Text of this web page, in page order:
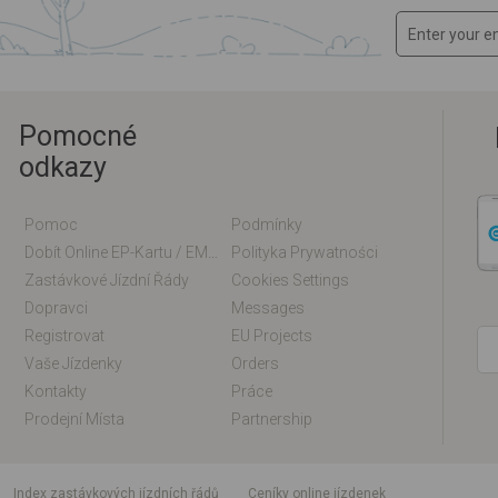
Pomocné
odkazy
Pomoc
Podmínky
Polityka Prywatności
Zastávkové Jízdní Řády
Cookies Settings
Dopravci
Messages
Registrovat
EU Projects
Vaše Jízdenky
Orders
Kontakty
Práce
Prodejní Místa
Partnership
index zastávkových jízdních řádů
Ceníky online jízdenek